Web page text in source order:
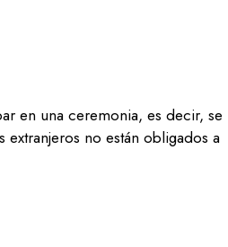
en una ceremonia, es decir, se
extranjeros no están obligados a